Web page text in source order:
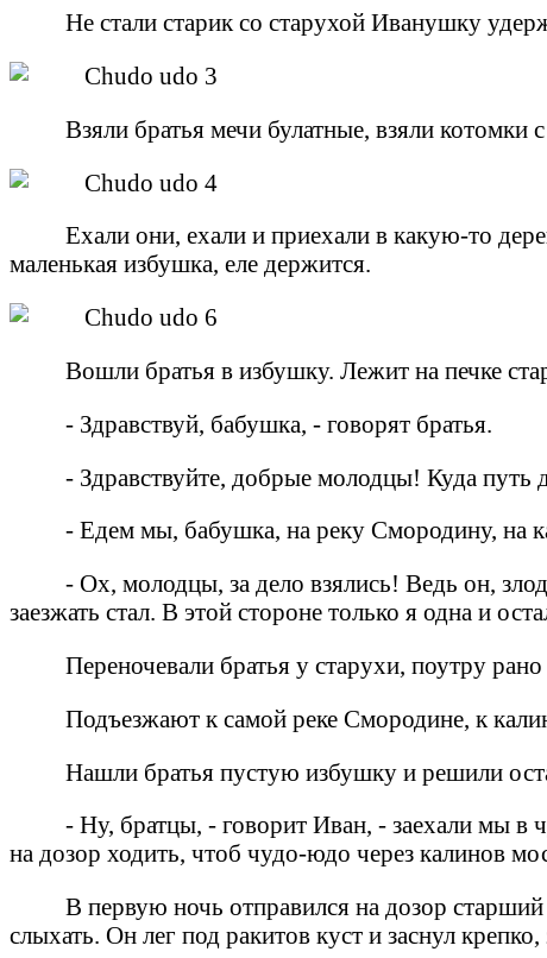
Не стали старик со старухой Иванушку
Взяли братья мечи булатные, взяли
Ехали они, ехали и приехали в какую-то
маленькая избушка, еле держится.
Вошли братья в избушку. Лежит на печке
- Здравствуй, бабушка, - говорят братья.
- Здравствуйте, добрые молодцы! Куда путь
- Едем мы, бабушка, на реку Смородину, на
- Ох, молодцы, за дело взялись! Ведь он,
заезжать стал. В этой стороне только я одна и
Переночевали братья у старухи, поутру
Подъезжают к самой реке Смородине, к
Нашли братья пустую избушку и решили
- Ну, братцы, - говорит Иван, - заехали мы в
на дозор ходить, чтоб чудо-юдо через калинов
В первую ночь отправился на дозор
слыхать. Он лег под ракитов куст и заснул